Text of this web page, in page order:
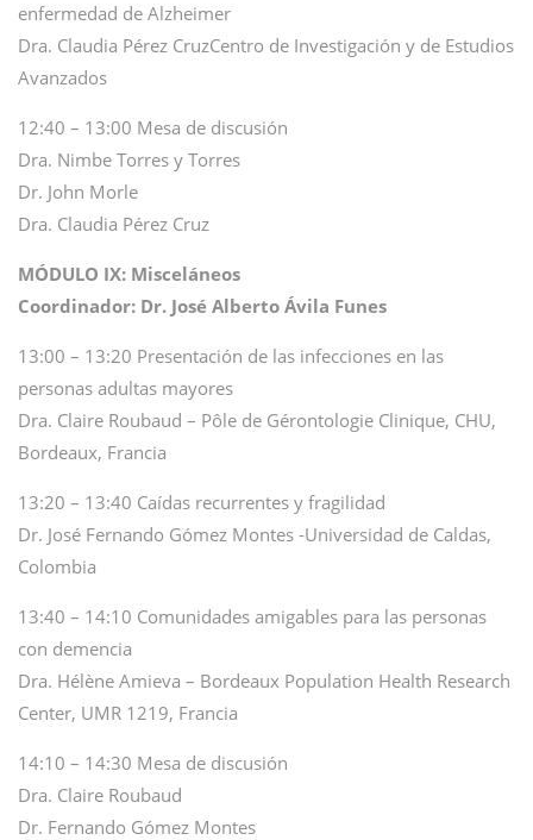
enfermedad de Alzheimer
Dra. Claudia Pérez CruzCentro de Investigación y de Estudios
Avanzados
12:40 – 13:00 Mesa de discusión
Dra. Nimbe Torres y Torres
Dr. John Morle
Dra. Claudia Pérez Cruz
MÓDULO IX: Misceláneos
Coordinador: Dr. José Alberto Ávila Funes
13:00 – 13:20 Presentación de las infecciones en las
personas adultas mayores
Dra. Claire Roubaud – Pôle de Gérontologie Clinique, CHU,
Bordeaux, Francia
13:20 – 13:40 Caídas recurrentes y fragilidad
Dr. José Fernando Gómez Montes -Universidad de Caldas,
Colombia
13:40 – 14:10 Comunidades amigables para las personas
con demencia
Dra. Hélène Amieva – Bordeaux Population Health Research
Center, UMR 1219, Francia
14:10 – 14:30 Mesa de discusión
Dra. Claire Roubaud
Dr. Fernando Gómez Montes